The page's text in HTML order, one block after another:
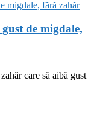
de migdale,
care să aibă gust